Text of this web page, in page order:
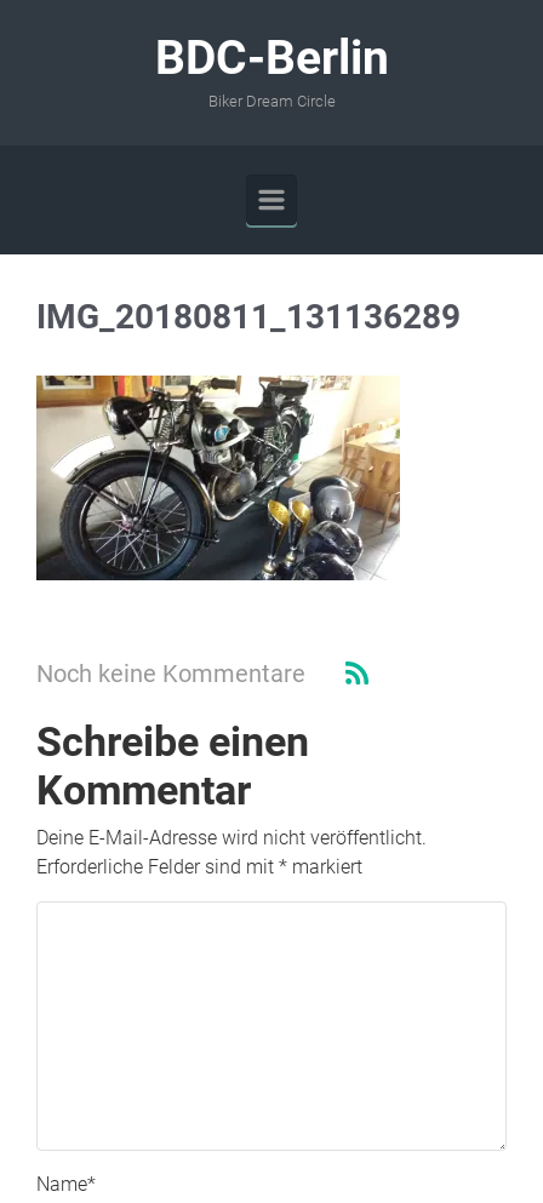
BDC-Berlin
Biker Dream Circle
IMG_20180811_131136289
Noch keine Kommentare
Schreibe einen
Kommentar
Deine E-Mail-Adresse wird nicht veröffentlicht.
Erforderliche Felder sind mit * markiert
Name*